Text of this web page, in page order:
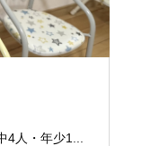
人・年少1...